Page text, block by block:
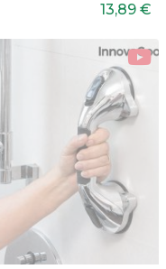
13,89 €